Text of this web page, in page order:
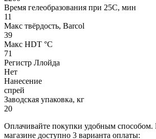
Время гелеобразования при 25С, мин
11
Макс твёрдость, Barcol
39
Макс HDT °С
71
Регистр Ллойда
Нет
Нанесение
спрей
Заводская упаковка, кг
20
Оплачивайте покупки удобным
магазине доступно 3 варианта оплаты: